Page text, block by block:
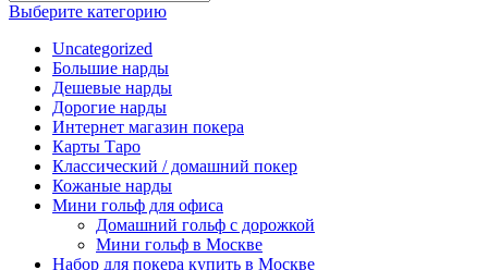
Выберите категорию
Uncategorized
Большие нарды
Дешевые нарды
Дорогие нарды
Интернет магазин покера
Карты Таро
Классический / домашний покер
Кожаные нарды
Мини гольф для офиса
Домашний гольф с дорожкой
Мини гольф в Москве
Набор для покера купить в Москве